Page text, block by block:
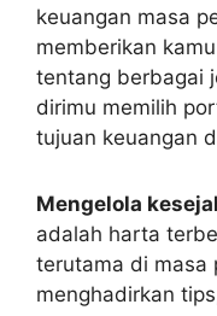
keuangan masa
memberikan
tentang berbagai
dirimu memilih
tujuan keuangan
Mengelola
adalah harta
terutama di masa
menghadirkan